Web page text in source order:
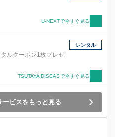
U-NEXTで今すぐ見る
ルクーポン1枚プレゼ
レンタル
TSUTAYA DISCASで今すぐ見る
ビスをもっと見る